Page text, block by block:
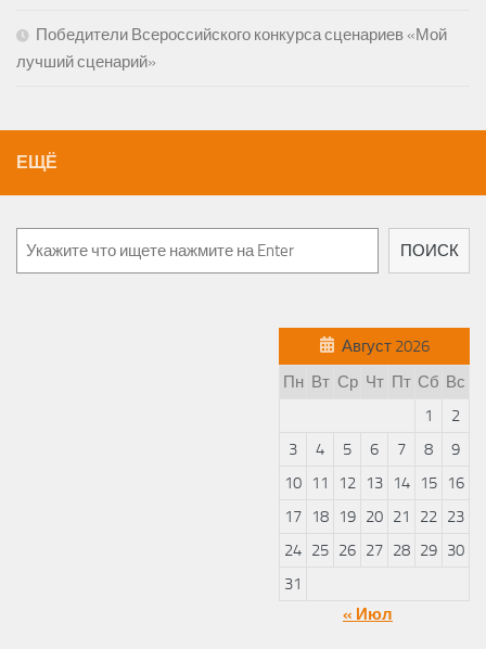
Победители Всероссийского конкурса сценариев «Мой
лучший сценарий»
ЕЩЁ
ПОИСК
Август 2026
Пн Вт Ср Чт Пт Сб Вс
1
2
3
4 5 6 7 8
9
10
11 12 13 14 15
16
17
18 19 20 21 22 23
24 25 26 27 28 29 30
31
« Июл